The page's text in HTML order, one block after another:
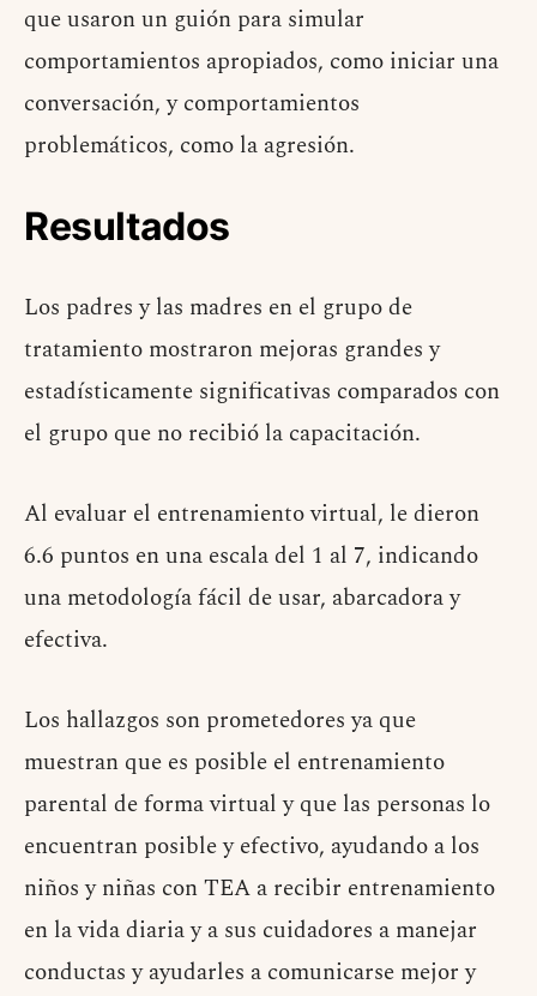
que usaron un guión para simular
comportamientos apropiados, como iniciar una
conversación, y comportamientos
problemáticos, como la agresión.
Resultados
Los padres y las madres en el grupo de
tratamiento mostraron mejoras grandes y
estadísticamente significativas comparados con
el grupo que no recibió la capacitación.
Al evaluar el entrenamiento virtual, le dieron
6.6 puntos en una escala del 1 al 7, indicando
una metodología fácil de usar, abarcadora y
efectiva.
Los hallazgos son prometedores ya que
muestran que es posible el entrenamiento
parental de forma virtual y que las personas lo
encuentran posible y efectivo, ayudando a los
niños y niñas con TEA a recibir entrenamiento
en la vida diaria y a sus cuidadores a manejar
conductas y ayudarles a comunicarse mejor y